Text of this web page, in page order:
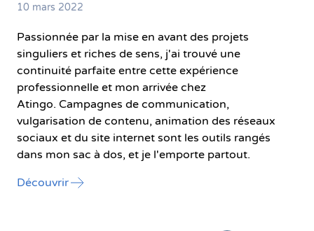
10 mars 2022
Passionnée par la mise en avant des projets
singuliers et riches de sens, j'ai trouvé une
continuité parfaite entre cette expérience
professionnelle et mon arrivée chez
Atingo. Campagnes de communication,
vulgarisation de contenu, animation des réseaux
sociaux et du site internet sont les outils rangés
dans mon sac à dos, et je l'emporte partout.
Découvrirl'article "Qui est qui ? Stéphanie Chavagne,